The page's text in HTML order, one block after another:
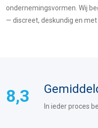
ondernemingsvormen. Wij
— discreet, deskundig en
8,3
In ieder proces